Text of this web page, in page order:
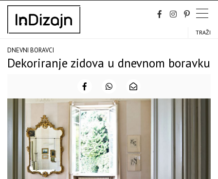
Skip
content
TRAŽI
DNEVNI BORAVCI
Dekoriranje zidova u dnevnom boravku